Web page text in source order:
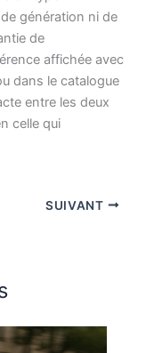
génération ni de
de
affichée avec
dans le catalogue
entre les deux
celle qui
SUIVANT